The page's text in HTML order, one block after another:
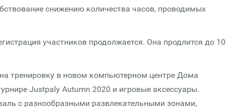
снижению количества часов, проводимых
участников продолжается. Она продлится до 10
тренировку в новом компьютерном центре Дома
Justpaly Autumn 2020 и игровые аксессуары.
с разнообразными развлекательными зонами,